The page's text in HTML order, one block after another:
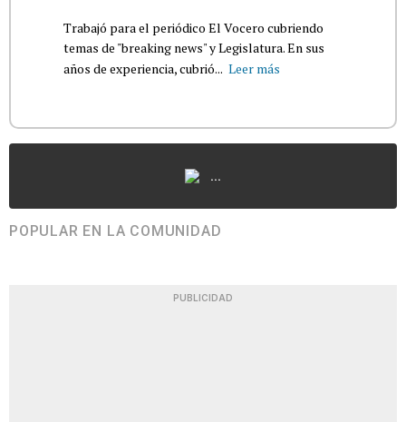
Trabajó para el periódico El Vocero cubriendo
temas de "breaking news" y Legislatura. En sus
años de experiencia, cubrió... Leer más
...
POPULAR EN LA COMUNIDAD
PUBLICIDAD